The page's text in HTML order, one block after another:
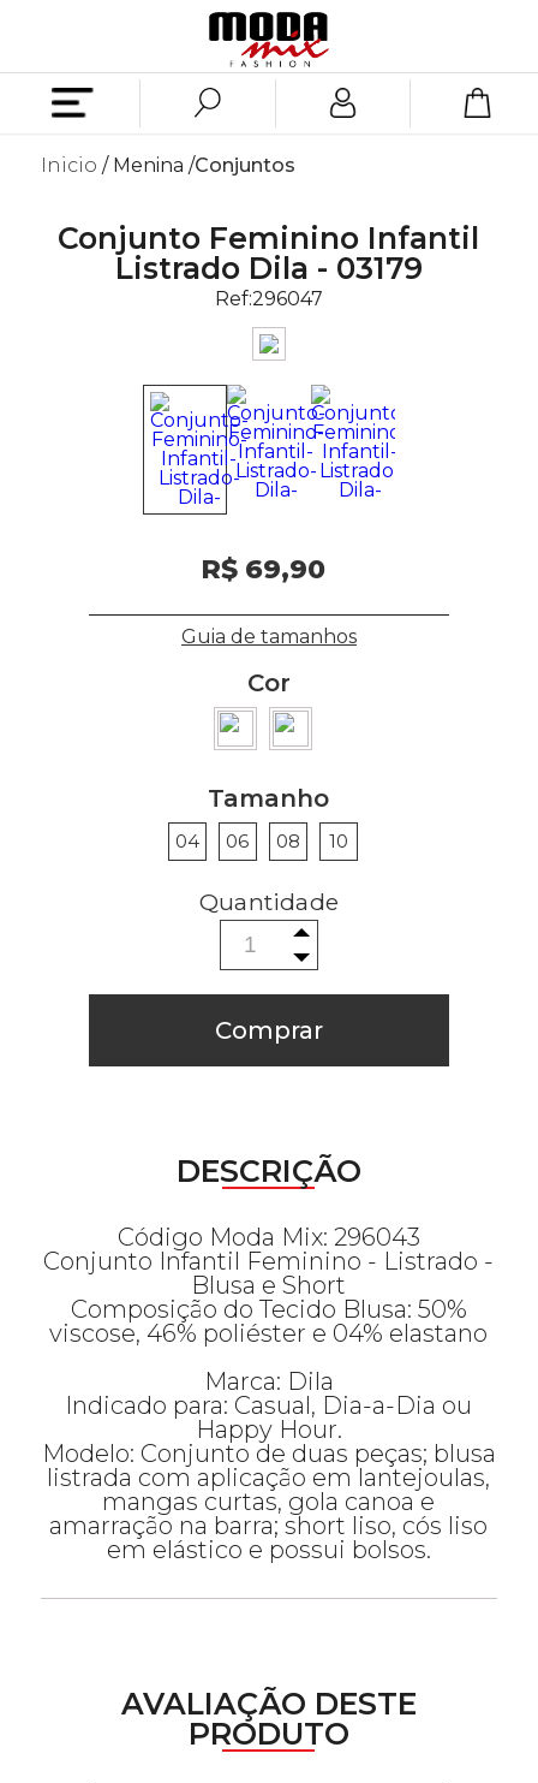
Inicio Menina Conjuntos
Conjunto Feminino Infantil
Listrado Dila - 03179
Ref:296047
R$ 69,90
Guia de tamanhos
Cor
Tamanho
04 06 08 10
Comprar
DESCRIÇÃO
Código Moda Mix: 296043
Conjunto Infantil Feminino - Listrado -
Blusa e Short
Composição do Tecido Blusa: 50%
viscose, 46% poliéster e 04% elastano
Marca: Dila
Indicado para: Casual, Dia-a-Dia ou
Happy Hour.
Modelo: Conjunto de duas peças; blusa
listrada com aplicação em lantejoulas,
mangas curtas, gola canoa e
amarração na barra; short liso, cós liso
em elástico e possui bolsos.
AVALIAÇÃO DESTE
PRODUTO